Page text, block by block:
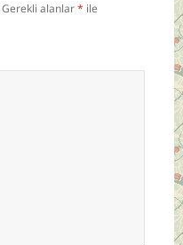
Gerekli alanlar* ile